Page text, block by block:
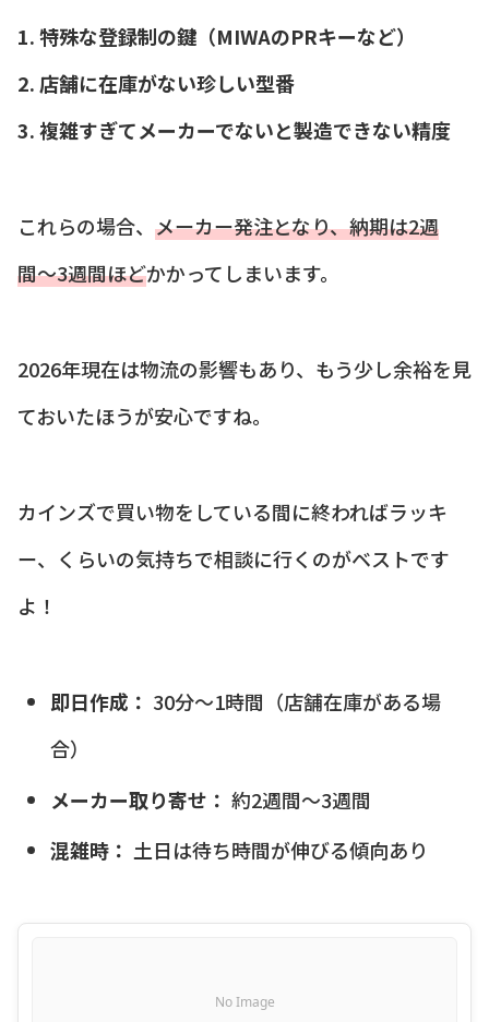
1. 特殊な登録制の鍵（MIWAのPRキーなど）
2. 店舗に在庫がない珍しい型番
3. 複雑すぎてメーカーでないと製造できない精度
これらの場合、 メーカー発注となり、納期は2週
間〜3週間ほどかかってしまいます。
2026年現在は物流の影響もあり、もう少し余裕を見
ておいたほうが安心ですね。
カインズで買い物をしている間に終わればラッキ
ー、くらいの気持ちで相談に行くのがベストです
よ！
即日作成： 30分〜1時間（店舗在庫がある場
合）
メーカー取り寄せ： 約2週間〜3週間
混雑時： 土日は待ち時間が伸びる傾向あり
No Image